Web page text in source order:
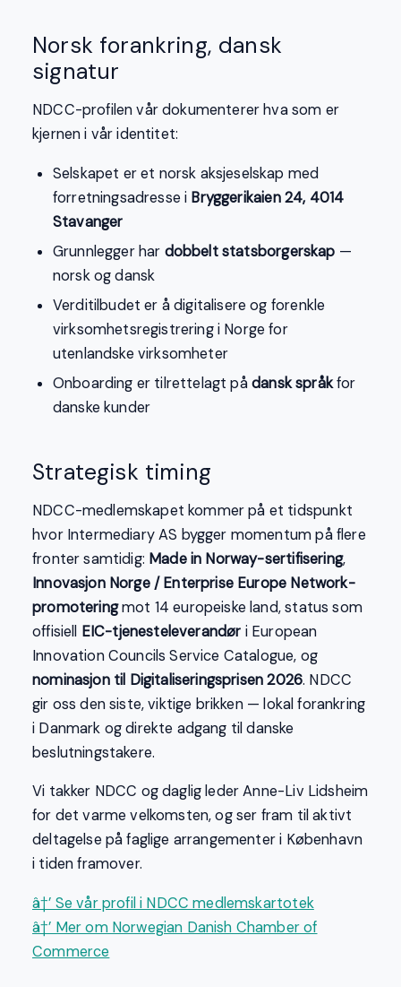
Norsk forankring, dansk
signatur
NDCC-profilen vår dokumenterer hva som er
kjernen i vår identitet:
Selskapet er et norsk aksjeselskap med
forretningsadresse i Bryggerikaien 24, 4014
Stavanger
Grunnlegger har dobbelt statsborgerskap —
norsk og dansk
Verditilbudet er å digitalisere og forenkle
virksomhetsregistrering i Norge for
utenlandske virksomheter
Onboarding er tilrettelagt pådansk språkfor
danske kunder
Strategisk timing
NDCC-medlemskapet kommer på et tidspunkt
hvor Intermediary AS bygger momentum på flere
fronter samtidig: Made in Norway-sertifisering,
Innovasjon Norge / Enterprise Europe Network-
promoteringmot 14 europeiske land, status som
offisiell EIC-tjenesteleverandør i European
Innovation Councils Service Catalogue, og
nominasjon til Digitaliseringsprisen 2026. NDCC
gir oss den siste, viktige brikken — lokal forankring
i Danmark og direkte adgang til danske
beslutningstakere.
Vi takker NDCC og daglig leder Anne-Liv Lidsheim
for det varme velkomsten, og ser fram til aktivt
deltagelse på faglige arrangementer i København
i tiden framover.
â†’ Se vår profil i NDCC medlemskartotek
â†’ Mer om Norwegian Danish Chamber of
Commerce